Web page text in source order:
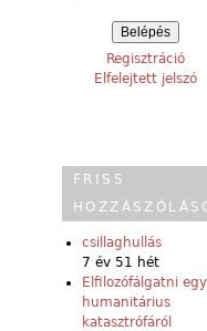
Regisztráció
Elfelejtett jelszó
FRISS
csillaghullás
7 év 51 hét
Elfilozófálgatni egy
humanitárius
katasztrófáról